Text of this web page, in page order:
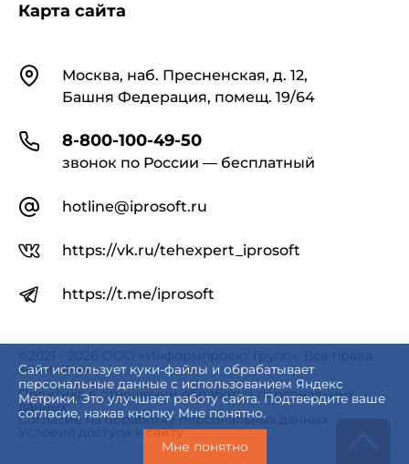
Сайт использует куки-файлы и обрабатывает
персональные данные с использованием Яндекс
Метрики. Это улучшает работу сайта. Подтвердите ваше
согласие, нажав кнопку Мне понятно.
Мне понятно
КонтактыМосква, наб. Пресненская, д. 12,
Башня Федерация, помещ. 19/64
8-800-100-49-50
звонок по России — бесплатный
hotline@iprosoft.ru
https://vk.ru/tehexpert_iprosoft
https://t.me/iprosoft
Карта сайта
©2021 - 2026 ООО «Информпроект Групп». Все права
защищены.
Политика в отношении обработки персональных
данных
Согласие на обработку персональных данных
Условия доступа к сайту